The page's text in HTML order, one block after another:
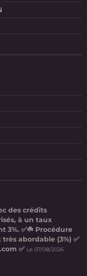
des crédits
à un taux
3%. ✅☘️ Procédure
abordable (3%) ✅
✅ Le 07/08/2026